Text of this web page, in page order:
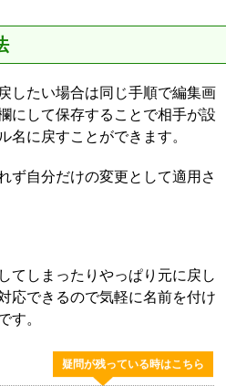
したい場合は同じ手順で編集画
にして保存することで相手が設
名に戻すことができます。
ず自分だけの変更として適用さ
てしまったりやっぱり元に戻し
応できるので気軽に名前を付け
す。
疑問が残っている時はこちら